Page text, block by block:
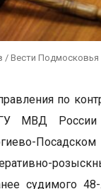
/ Вести Подмосковья
по
ГУ МВД
Посадском
судимого 48-